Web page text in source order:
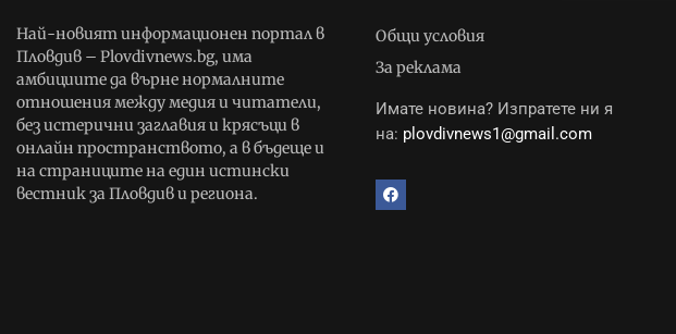
Най-новият информационен портал в
Пловдив – Plovdivnews.bg, има
амбициите да върне нормалните
отношения между медия и читатели,
без истерични заглавия и крясъци в
онлайн пространството, а в бъдеще и
на страниците на един истински
вестник за Пловдив и региона.
Общи условия
За реклама
Имате новина? Изпратете ни я
на: plovdivnews1@gmail.com